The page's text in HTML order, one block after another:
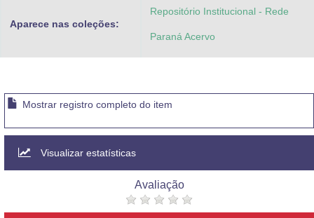
Aparece nas coleções:
Repositório Institucional - Rede
Paraná Acervo
Mostrar registro completo do item
Visualizar estatísticas
Avaliação